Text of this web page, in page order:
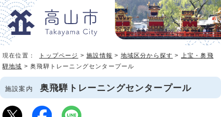
現在位置： トップページ >施設情報 > 地域区分から探す > 上宝・奥飛
騨地域 > 奥飛騨トレーニングセンタープール
施設案内 奥飛騨トレーニングセンタープール